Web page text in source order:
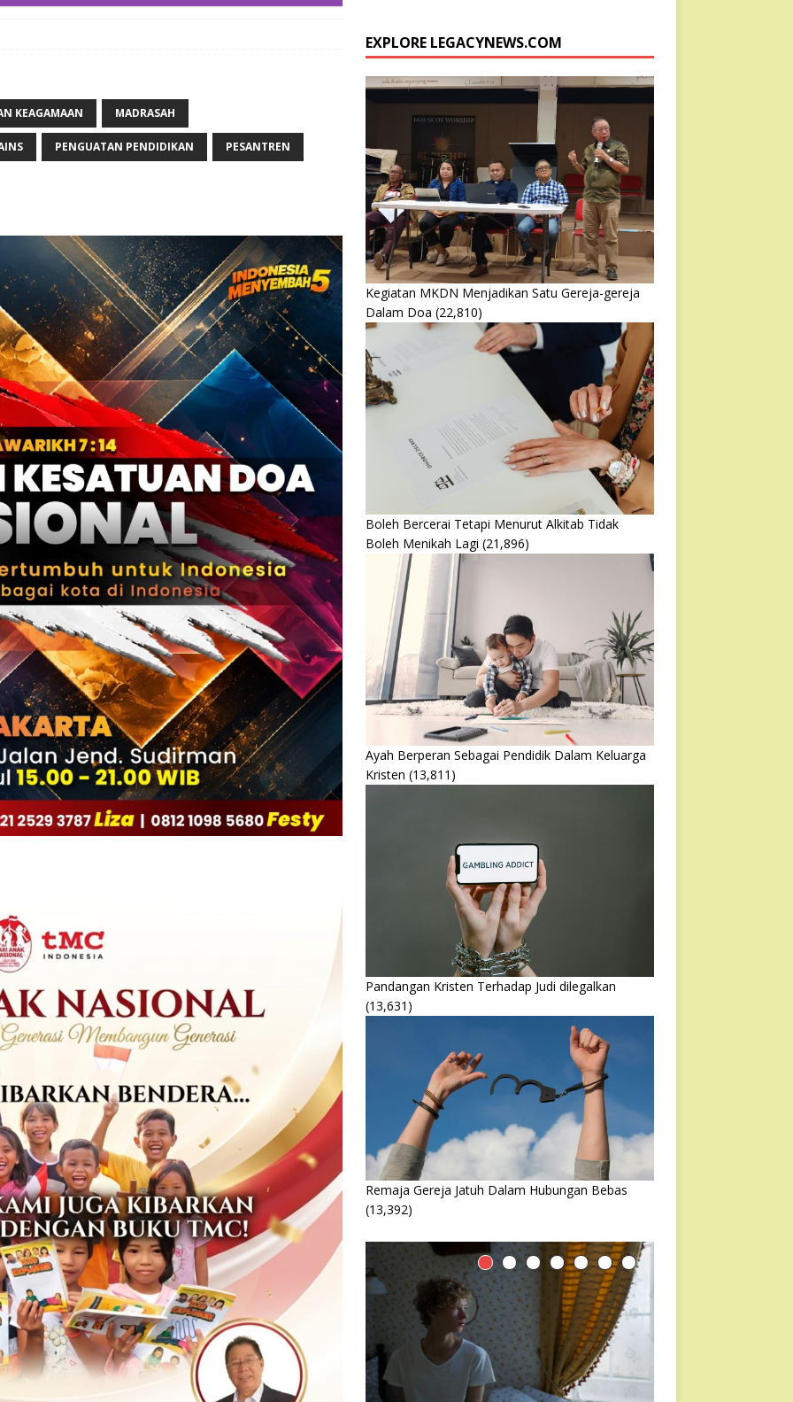
KEAGAMAAN MADRASAH
PENGUATAN PENDIDIKAN PESANTREN
EXPLORE LEGACYNEWS.COM
Kegiatan MKDN Menjadikan Satu Gereja-gereja
Dalam Doa (22,810)
Boleh Bercerai Tetapi Menurut Alkitab Tidak
Boleh Menikah Lagi (21,896)
Ayah Berperan Sebagai Pendidik Dalam Keluarga
Kristen (13,811)
Pandangan Kristen Terhadap Judi dilegalkan
(13,631)
Remaja Gereja Jatuh Dalam Hubungan Bebas
(13,392)